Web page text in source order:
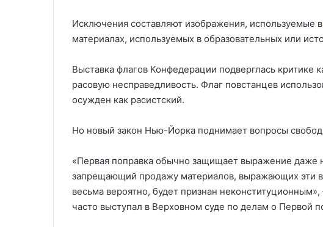
Исключения составляют изображения, используемые в
материалах, используемых в образовательных или
Выставка флагов Конфедерации подверглась критике
расовую несправедливость. Флаг повстанцев
осужден как расистский.
Но новый закон Нью-Йорка поднимает вопросы
«Первая поправка обычно защищает выражение даже
запрещающий продажу материалов, выражающих эти
весьма вероятно, будет признан
часто выступал в Верховном суде по делам о Первой